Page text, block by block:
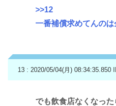
>>12
一番補償求めてんのは
13 : 2020/05/04(月) 08:34:35.850
でも飲食店なくなっ